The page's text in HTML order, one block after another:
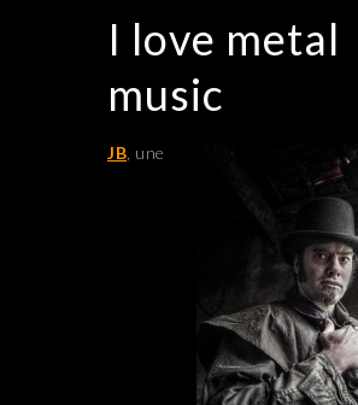
I love metal
music
JB , une